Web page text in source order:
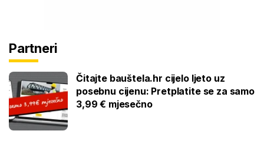
Partneri
Čitajte bauštela.hr cijelo ljeto uz
posebnu cijenu: Pretplatite se za samo
3,99 € mjesečno